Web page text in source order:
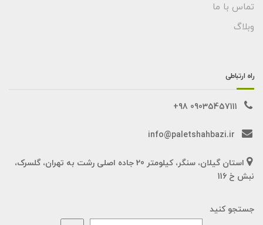
تماس با ما
وبلاگ
راه ارتباطی
09035457111 98+
info@paletshahbazi.ir
استان گیلان، سنگر، کیلومتر 20 جاده اصلی رشت به تهران، گلسرک،
نبش خ 116
جستجو کنید